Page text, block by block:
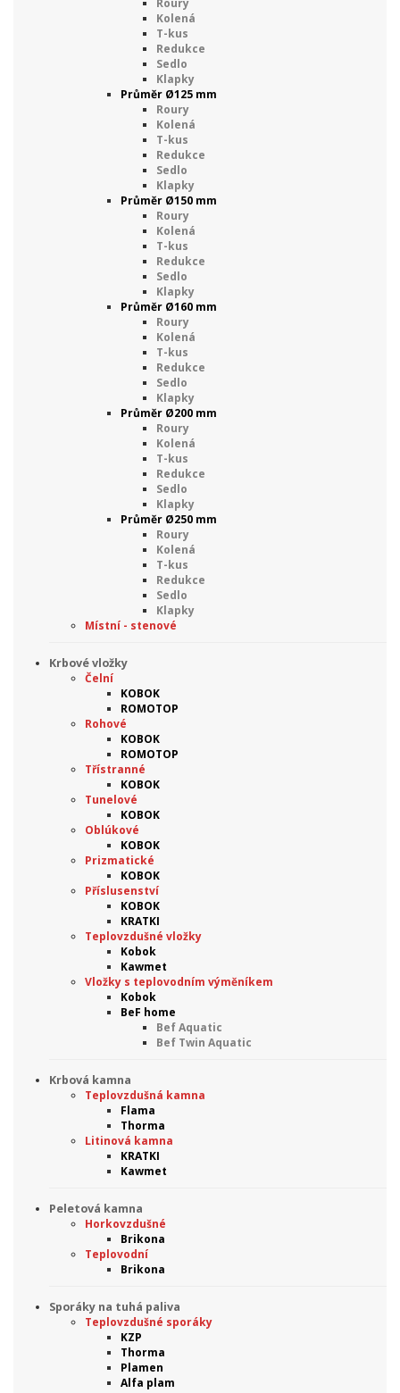
Kolená
T-kus
Redukce
Sedlo
Klapky
Průměr Ø125 mm
Roury
Kolená
T-kus
Redukce
Sedlo
Klapky
Průměr Ø150 mm
Roury
Kolená
T-kus
Redukce
Sedlo
Klapky
Průměr Ø160 mm
Roury
Kolená
T-kus
Redukce
Sedlo
Klapky
Průměr Ø200 mm
Roury
Kolená
T-kus
Redukce
Sedlo
Klapky
Průměr Ø250 mm
Roury
Kolená
T-kus
Redukce
Sedlo
Klapky
Místní - stenové
Krbové vložky
Čelní
KOBOK
ROMOTOP
Rohové
KOBOK
ROMOTOP
Třístranné
KOBOK
Tunelové
KOBOK
Oblúkové
KOBOK
Prizmatické
KOBOK
Příslusenství
KOBOK
KRATKI
Teplovzdušné vložky
Kobok
Kawmet
Vložky s teplovodním výměníkem
Kobok
BeF home
Bef Aquatic
Bef Twin Aquatic
Krbová kamna
Teplovzdušná kamna
Flama
Thorma
Litinová kamna
KRATKI
Kawmet
Peletová kamna
Horkovzdušné
Brikona
Teplovodní
Brikona
Sporáky na tuhá paliva
Teplovzdušné sporáky
KZP
Thorma
Plamen
Alfa plam